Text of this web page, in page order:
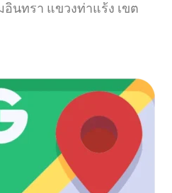
อินทรา แขวงท่าแร้ง เขต